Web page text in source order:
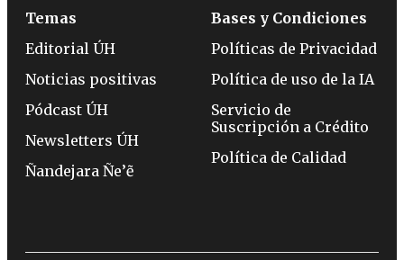
Temas
Editorial ÚH
Noticias positivas
Pódcast ÚH
Newsletters ÚH
Ñandejara Ñe’ẽ
Bases y Condiciones
Políticas de Privacidad
Política de uso de la IA
Servicio de
Suscripción a Crédito
Política de Calidad